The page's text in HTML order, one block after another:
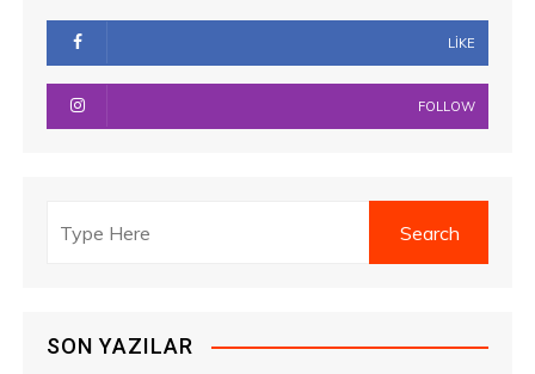
LIKE
FOLLOW
SON YAZILAR